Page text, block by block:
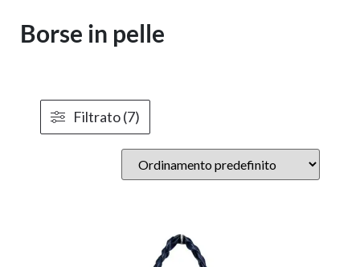
Borse in pelle
Filtrato (7)